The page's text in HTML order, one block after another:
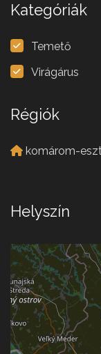
Kategóriák
Temető
Virágárus
Régiók
komárom-
Helyszín